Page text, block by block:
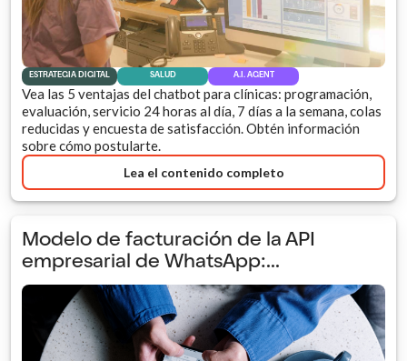
ESTRATEGIA DIGITAL SALUD A.I. AGENT
Vea las 5 ventajas del chatbot para clínicas: programación,
evaluación, servicio 24 horas al día, 7 días a la semana, colas
reducidas y encuesta de satisfacción. Obtén información
sobre cómo postularte.
Lea el contenido completo
Modelo de facturación de la API
empresarial de WhatsApp:...